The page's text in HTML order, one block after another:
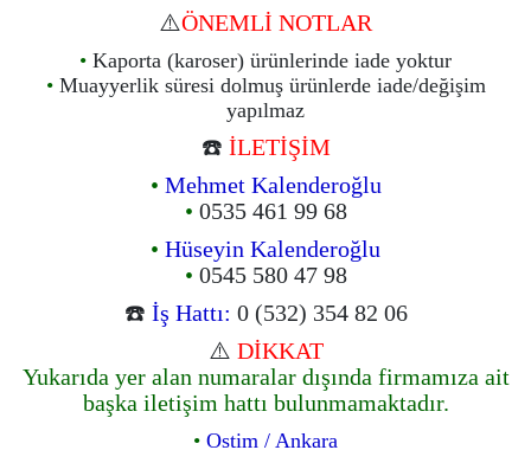
⚠️ÖNEMLİ NOTLAR
• Kaporta (karoser) ürünlerinde iade yoktur
• Muayyerlik süresi dolmuş ürünlerde iade/değişim
yapılmaz
☎️ İLETİŞİM
• Mehmet Kalenderoğlu
• 0535 461 99 68
• Hüseyin Kalenderoğlu
• 0545 580 47 98
☎️ İş Hattı: 0 (532) 354 82 06
⚠️ DİKKAT
Yukarıda yer alan numaralar dışında firmamıza ait
başka iletişim hattı bulunmamaktadır.
• Ostim / Ankara